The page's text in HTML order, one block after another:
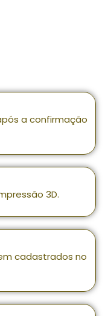
a confirmação
3D.
cadastrados no